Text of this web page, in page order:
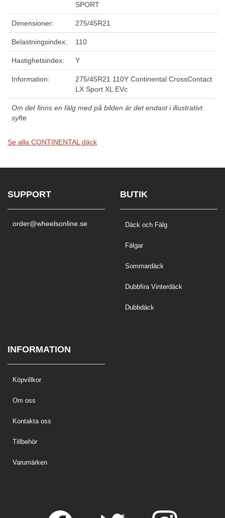
SPORT
Dimensioner: 275/45R21
Belastningsindex: 110
Hastighetsindex: Y
Information:
275/45R21 110Y Continental CrossContact
LX Sport XL EVc
Om det finns en fälg med på bilden är det endast i illustrativt
syfte
Se alla CONTINENTAL däck
SUPPORT
order@wheelsonline.se
BUTIK
Däck och Fälg
Fälgar
Sommardäck
Dubbfira Vinterdäck
Dubbdäck
INFORMATION
Köpvillkor
Om oss
Kontakta oss
Tillbehör
Varumärken